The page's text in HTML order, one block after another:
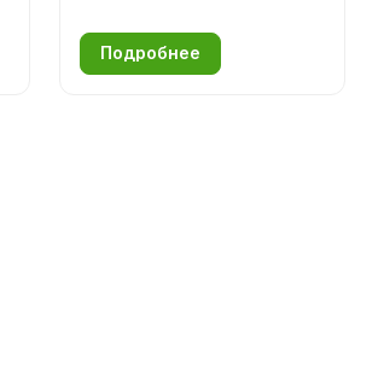
Подробнее